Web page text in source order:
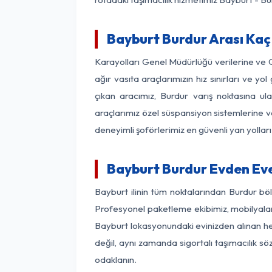
Bayburt Burdur Arası Kaç
Karayolları Genel Müdürlüğü verilerine ve
ağır vasıta araçlarımızın hız sınırları
çıkan aracımız, Burdur varış noktasına
araçlarımız özel süspansiyon
deneyimli şoförlerimiz en güvenli yan
Bayburt Burdur Evden
Bayburt ilinin tüm noktalarından Burdur
Profesyonel paketleme ekibimiz,
Bayburt lokasyonundaki evinizden alınan
değil, aynı zamanda sigortalı taşımacılık
odaklanın.